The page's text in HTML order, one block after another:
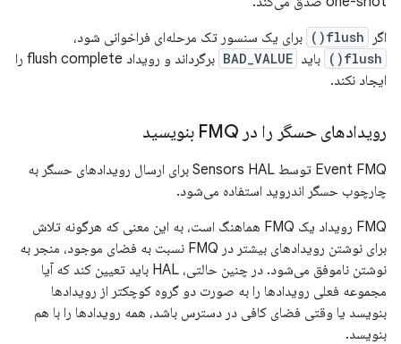
اگر
flush() برای یک سنسور تک مرحله‌ای فراخوانی شود،
flush() باید BAD_VALUE
برگرداند و رویداد flush complete را
ایجاد نکند.
رویدادهای حسگر را در FMQ بنویسید
Event FMQ توسط Sensors HAL برای ارسال رویدادهای حسگر به
چارچوب حسگر اندروید استفاده می‌شود.
FMQ رویداد یک FMQ هماهنگ است، به این معنی که هرگونه تلاش
برای نوشتن رویدادهای بیشتر در FMQ نسبت به فضای موجود، منجر به
نوشتن ناموفق می‌شود. در چنین حالتی، HAL باید تعیین کند که آیا
مجموعه فعلی رویدادها را به صورت دو گروه کوچکتر از رویدادها
بنویسد یا وقتی فضای کافی در دسترس باشد، همه رویدادها را با هم
بنویسد.